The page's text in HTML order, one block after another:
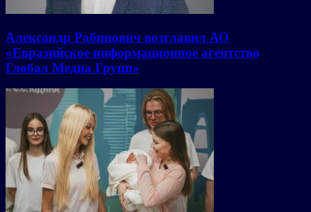
Александр Рабинович возглавил АО
«Евразийское информационное агентство
Глобал Медиа Групп»